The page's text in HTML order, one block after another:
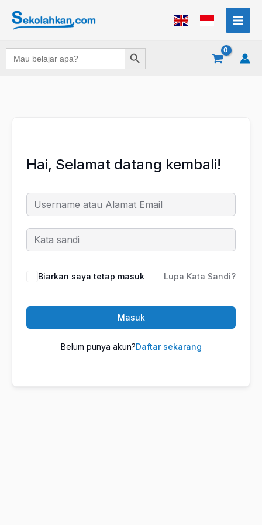
Search
for:
Search Button
Hai, Selamat datang kembali!
Biarkan saya tetap masuk Lupa Kata Sandi?
Masuk
Belum punya akun?Daftar sekarang